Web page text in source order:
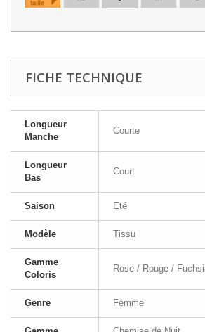
FICHE TECHNIQUE
Longueur
Manche
Courte
Longueur
Bas
Court
Saison Eté
Modèle Tissu
Gamme
Coloris
Rose / Rouge /
Genre Femme